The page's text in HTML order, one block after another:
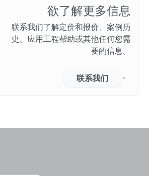
欲了解更多信息
联系我们了解定价和报价、案例历
史、应用工程帮助或其他任何您需
要的信息。
联系我们 。